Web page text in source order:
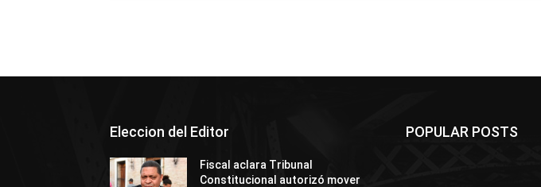
Eleccion del Editor
Fiscal aclara Tribunal
Constitucional autorizó mover
POPULAR POSTS